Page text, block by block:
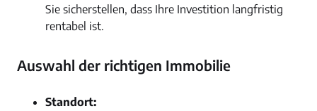
Sie sicherstellen, dass Ihre Investition langfristig
rentabel ist.
Auswahl der richtigen Immobilie
Standort: